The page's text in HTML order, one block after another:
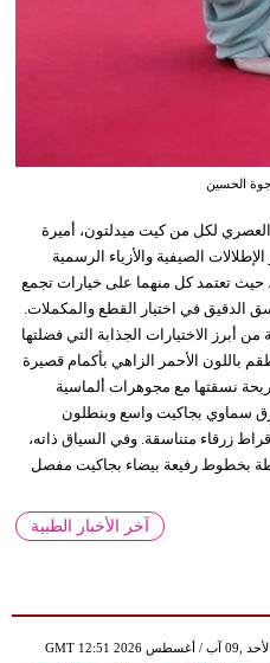
الحسين
لكل من كيت ميدلتون، أميرة
الصيفية والأزياء الرسمية
حيث تعتمد كل منهما على خيارات تجمع
الدقيق في اختيار القطع والمكملات.
أبرز الاختيارات الجذابة التي فضلتها
باللون الأحمر الزاهي بأكمام قصيرة
نسقتها مع مجوهرات ألماسية
سماوي بجاكيت واسع وبنطلون
زرقاء متناسقة. وفي السياق ذاته،
بخطوط رفيعة بيضاء بجاكيت مفصل
آخر الأخبار الطبية
GMT 12:51 2026 الأحد ,09 آب / أغسطس